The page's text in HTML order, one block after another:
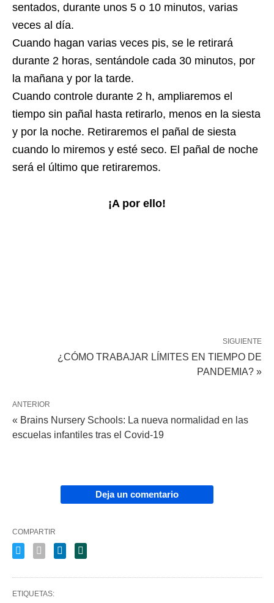
sentados, durante unos 5 o 10 minutos, varias
veces al día.
Cuando hagan varias veces pis, se le retirará
durante 2 horas, sentándole cada 30 minutos, por
la mañana y por la tarde.
Cuando controle durante 2 h, ampliaremos el
tiempo sin pañal hasta retirarlo, menos en la siesta
y por la noche. Retiraremos el pañal de siesta
cuando lo miremos y esté seco. El pañal de noche
será el último que retiraremos.
¡A por ello!
SIGUIENTE
¿CÓMO TRABAJAR LÍMITES EN TIEMPO DE
PANDEMIA? »
ANTERIOR
« Brains Nursery Schools: La nueva normalidad en las
escuelas infantiles tras el Covid-19
Deja un comentario
COMPARTIR
ETIQUETAS: